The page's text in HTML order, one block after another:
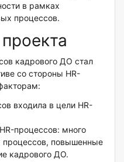
в рамках
процессов.
кадрового ДО стал
со стороны HR-
входила в цели HR-
процессов: много
процессов, повышенные
кадрового ДО.